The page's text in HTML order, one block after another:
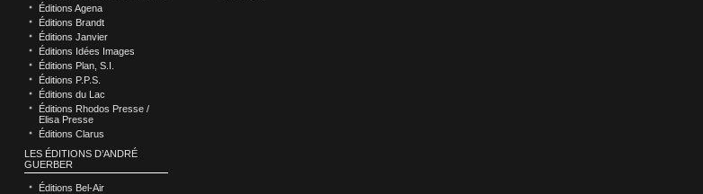
Éditions Agena
Éditions Brandt
Éditions Janvier
Éditions Idées Images
Éditions Plan, S.I.
Éditions P.P.S.
Éditions du Lac
Éditions Rhodos Presse /
Elisa Presse
Éditions Clarus
LES ÉDITIONS D’ANDRÉ
GUERBER
Éditions Bel-Air